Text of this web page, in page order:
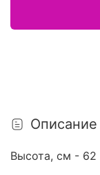
Описание
Высота, см - 62